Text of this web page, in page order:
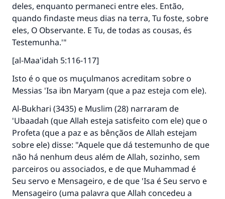
deles, enquanto permaneci entre eles. Então,
quando findaste meus dias na terra, Tu foste, sobre
eles, O Observante. E Tu, de todas as cousas, és
Testemunha.'"
[al-Maa'idah 5:116-117]
Isto é o que os muçulmanos acreditam sobre o
Messias 'Isa ibn Maryam (que a paz esteja com ele).
Al-Bukhari (3435) e Muslim (28) narraram de
'Ubaadah (que Allah esteja satisfeito com ele) que o
Profeta (que a paz e as bênçãos de Allah estejam
sobre ele) disse: "Aquele que dá testemunho de que
não há nenhum deus além de Allah, sozinho, sem
parceiros ou associados, e de que Muhammad é
Seu servo e Mensageiro, e de que 'Isa é Seu servo e
Mensageiro (uma palavra que Allah concedeu a